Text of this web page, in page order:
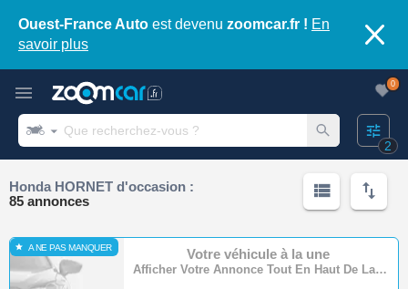
Ouest-France Auto est devenu zoomcar.fr ! En
savoir plus
2
0
Honda HORNET d'occasion :
85 annonces
A NE PAS MANQUER Votre véhicule à la une
Afficher Votre Annonce Tout En Haut De La Page